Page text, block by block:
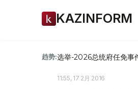
KAZINFORM
趋势:选举-2026总统府任免事
11:55, 17 2月 2016